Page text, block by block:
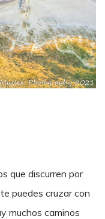
que discurren por
puedes cruzar con
muchos caminos